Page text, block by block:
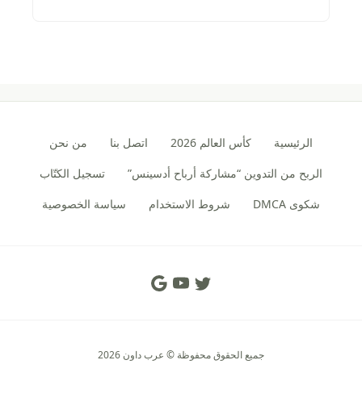
الرئيسية كأس العالم 2026 اتصل بنا
من نحن
الربح من التدوين “مشاركة أرباح أدسينس”
تسجيل الكتّاب
شكوى DMCA
شروط الاستخدام سياسة الخصوصية
Social Links
جميع الحقوق محفوظة © عرب داون 2026